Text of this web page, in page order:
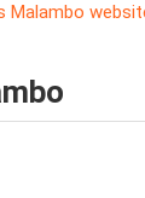
Malambo